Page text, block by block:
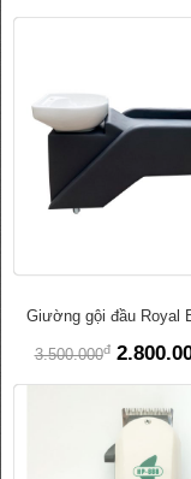
Giường gội đầu Royal
3.500.000đ